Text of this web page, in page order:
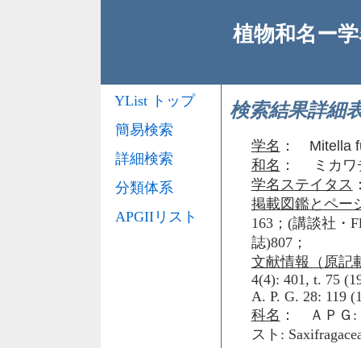
植物和名ー
検索結果詳細
学名 ： Mitella
和名 ： ミカワ
学名ステイタス
掲載図鑑とペー
163；(講談社・
誌)807；
文献情報（原記
4(4): 401, t. 75
A. P. G. 28: 119
科名 ： ＡＰＧ:
スト:
YList トップ
簡易検索
詳細検索
分類体系
APGIIリスト